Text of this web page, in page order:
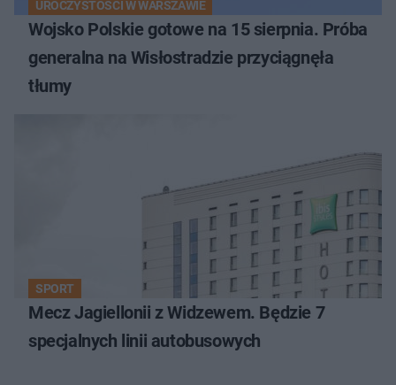
UROCZYSTOŚCI W WARSZAWIE
Wojsko Polskie gotowe na 15 sierpnia. Próba
generalna na Wisłostradzie przyciągnęła
tłumy
SPORT
Mecz Jagiellonii z Widzewem. Będzie 7
specjalnych linii autobusowych